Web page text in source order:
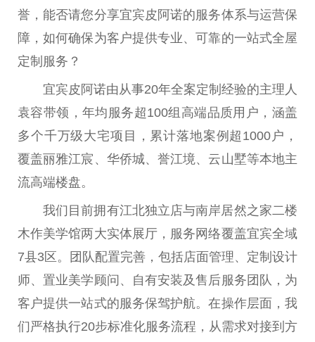
誉，能否请您分享宜宾皮阿诺的服务体系与运营保
障，如何确保为客户提供专业、可靠的一站式全屋
定制服务？
宜宾皮阿诺由从事20年全案定制经验的主理人
袁容带领，年均服务超100组高端品质用户，涵盖
多个千万级大宅项目，累计落地案例超1000户，
覆盖丽雅江宸、华侨城、誉江境、云山墅等本地主
流高端楼盘。
我们目前拥有江北独立店与南岸居然之家二楼
木作美学馆两大实体展厅，服务网络覆盖宜宾全域
7县3区。团队配置完善，包括店面管理、定制设计
师、置业美学顾问、自有安装及售后服务团队，为
客户提供一站式的服务保驾护航。在操作层面，我
们严格执行20步标准化服务流程，从需求对接到方